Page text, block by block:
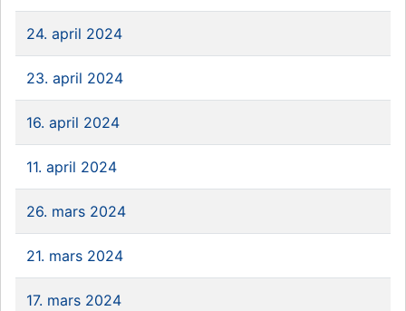
24. april 2024
23. april 2024
16. april 2024
11. april 2024
26. mars 2024
21. mars 2024
17. mars 2024